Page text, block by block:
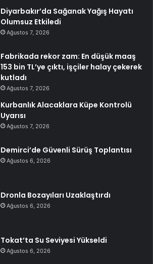
Diyarbakır’da Sağanak Yağış Hayatı
Olumsuz Etkiledi
Ağustos 7, 2026
Fabrikada rekor zam: En düşük maaş
153 bin TL’ye çıktı, işçiler halay çekerek
kutladı
Ağustos 7, 2026
Kurbanlık Alacaklara Küpe Kontrolü
Uyarısı
Ağustos 7, 2026
Demirci’de Güvenli Sürüş Toplantısı
Ağustos 6, 2026
Dronla Bozayıları Uzaklaştırdı
Ağustos 6, 2026
Tokat’ta Su Seviyesi Yükseldi
Ağustos 6, 2026